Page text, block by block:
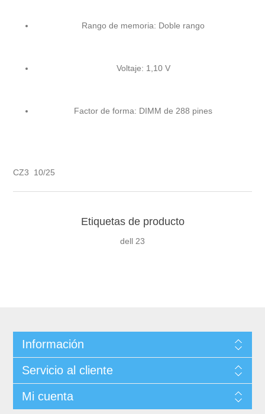
Rango de memoria: Doble rango
Voltaje: 1,10 V
Factor de forma: DIMM de 288 pines
CZ3 10/25
Etiquetas de producto
dell 23
Información
Servicio al cliente
Mi cuenta